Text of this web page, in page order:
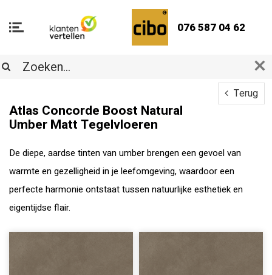
076 587 04 62
Terug
Atlas Concorde Boost Natural
Umber Matt Tegelvloeren
De diepe, aardse tinten van umber brengen een gevoel van
warmte en gezelligheid in je leefomgeving, waardoor een
perfecte harmonie ontstaat tussen natuurlijke esthetiek en
eigentijdse flair.